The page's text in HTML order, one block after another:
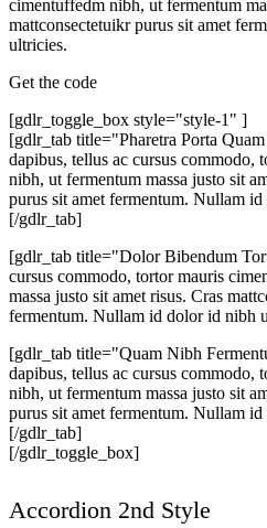
cimentuffedm nibh, ut fermentum
mattconsectetuikr purus sit amet
ultricies.
Get the code
[gdlr_toggle_box style="style-1" ]
[gdlr_tab title="Pharetra Porta
dapibus, tellus ac cursus commodo,
nibh, ut fermentum massa justo sit
purus sit amet fermentum. Nullam
[/gdlr_tab]
[gdlr_tab title="Dolor Bibendum
cursus commodo, tortor mauris
massa justo sit amet risus. Cras
fermentum. Nullam id dolor id nibh
[gdlr_tab title="Quam Nibh
dapibus, tellus ac cursus commodo,
nibh, ut fermentum massa justo sit
purus sit amet fermentum. Nullam
[/gdlr_tab]
[/gdlr_toggle_box]
Accordion 2nd Style